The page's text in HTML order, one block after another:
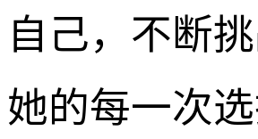
自己，不断
她的每一次